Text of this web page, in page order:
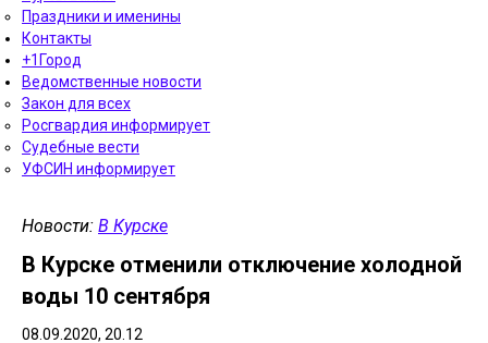
Праздники и именины
Контакты
+1Город
Ведомственные новости
Закон для всех
Росгвардия информирует
Судебные вести
УФСИН информирует
Новости: В Курске
В Курске отменили отключение холодной
воды 10 сентября
08.09.2020, 20.12